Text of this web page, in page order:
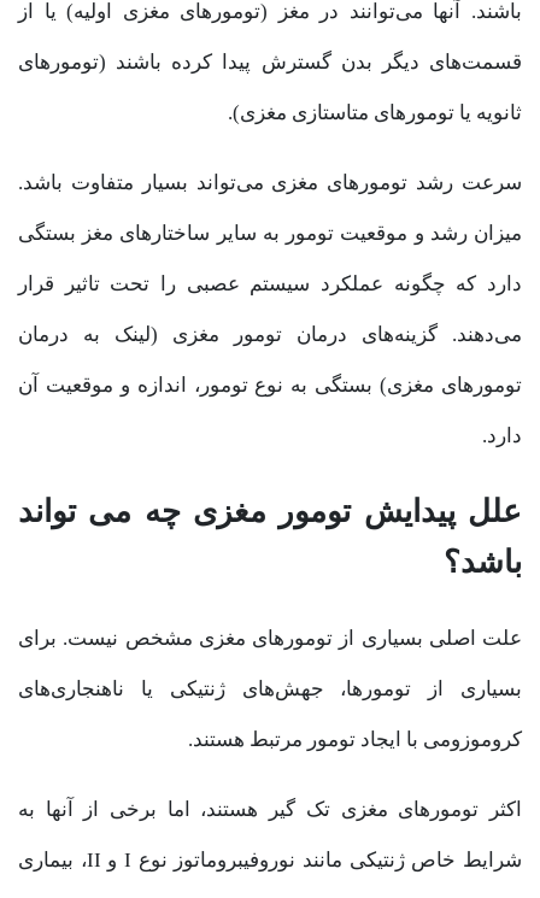
باشند. آنها می‌توانند در مغز (تومورهای مغزی اولیه) یا از
قسمت‌های دیگر بدن گسترش پیدا کرده باشند (تومورهای
ثانویه یا تومورهای متاستازی مغزی).
سرعت رشد تومور‌های مغزی می‌تواند بسیار متفاوت باشد.
میزان رشد و موقعیت تومور به سایر ساختار‌های مغز بستگی
دارد که چگونه عملکرد سیستم عصبی را تحت تاثیر قرار
می‌دهند. گزینه‌های درمان تومور مغزی (لینک به درمان
تومورهای مغزی) بستگی به نوع تومور، اندازه و موقعیت آن
دارد.
علل پیدایش تومور مغزی چه می تواند
باشد؟
علت اصلی بسیاری از تومو‌رهای مغزی مشخص نیست. برای
بسیاری از تومورها، جهش‌های ژنتیکی یا ناهنجاری‌های
کروموزومی با ایجاد تومور مرتبط هستند.
اکثر تومورهای مغزی تک گیر هستند، اما برخی از آنها به
شرایط خاص ژنتیکی مانند نوروفیبروماتوز نوع I و II، بیماری